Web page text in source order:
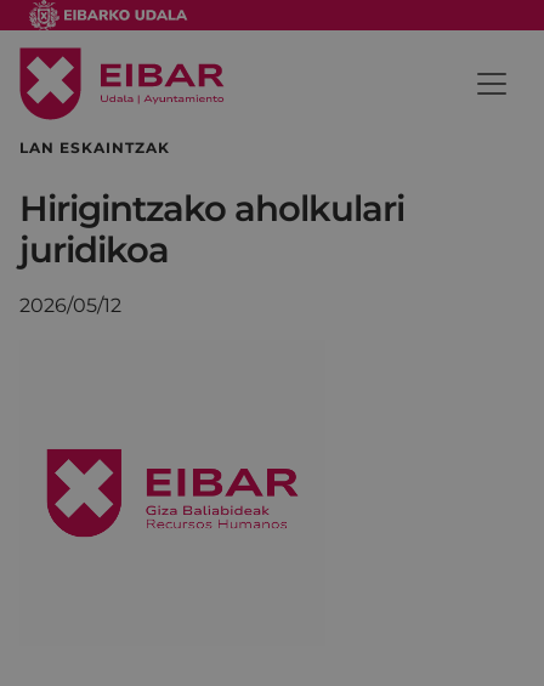
LAN ESKAINTZAK
Hirigintzako aholkulari
juridikoa
2026/05/12